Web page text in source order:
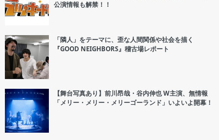
公演情報も解禁！！
「隣人」をテーマに、歪な人間関係や社会を描く
『GOOD NEIGHBORS』稽古場レポート
【舞台写真あり】前川昂哉・谷内伸也 W主演、無情報
「メリー・メリー・メリーゴーランド」いよいよ開幕！